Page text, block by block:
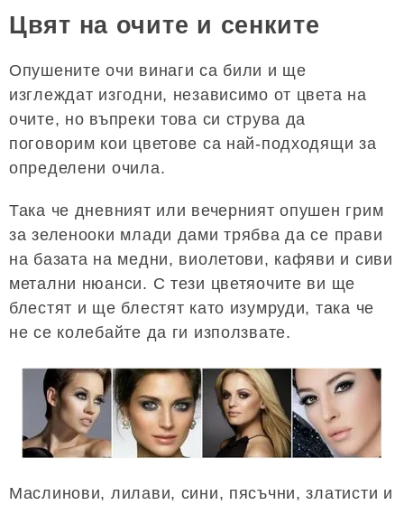
Цвят на очите и сенките
Опушените очи винаги са били и ще
изглеждат изгодни, независимо от цвета на
очите, но въпреки това си струва да
поговорим кои цветове са най-подходящи за
определени очила.
Така че дневният или вечерният опушен грим
за зеленооки млади дами трябва да се прави
на базата на медни, виолетови, кафяви и сиви
метални нюанси. С тези цветяочите ви ще
блестят и ще блестят като изумруди, така че
не се колебайте да ги използвате.
Маслинови, лилави, сини, пясъчни, златисти и